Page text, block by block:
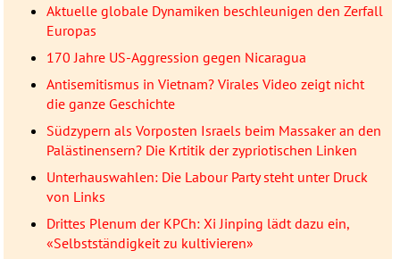
Aktuelle globale Dynamiken beschleunigen den Zerfall
Europas
170 Jahre US-Aggression gegen Nicaragua
Antisemitismus in Vietnam? Virales Video zeigt nicht
die ganze Geschichte
Südzypern als Vorposten Israels beim Massaker an den
Palästinensern? Die Krtitik der zypriotischen Linken
Unterhauswahlen: Die Labour Party steht unter Druck
von Links
Drittes Plenum der KPCh: Xi Jinping lädt dazu ein,
«Selbstständigkeit zu kultivieren»